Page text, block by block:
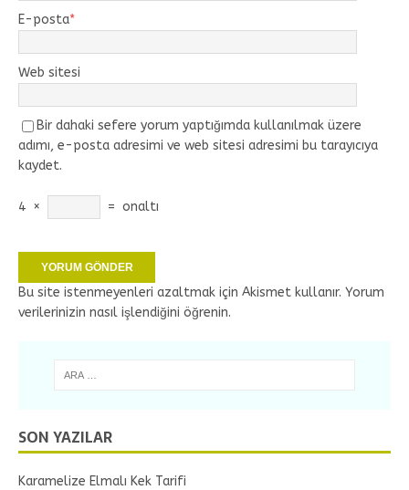
E-posta*
Web sitesi
Bir dahaki sefere yorum yaptığımda kullanılmak üzere
adımı, e-posta adresimi ve web sitesi adresimi bu tarayıcıya
kaydet.
4 × = onaltı
Bu site istenmeyenleri azaltmak için Akismet kullanır. Yorum
verilerinizin nasıl işlendiğini öğrenin.
SON YAZILAR
Karamelize Elmalı Kek Tarifi